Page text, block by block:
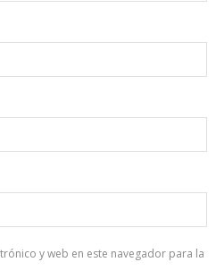
y web en este navegador para la